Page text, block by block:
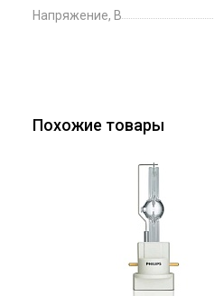
Напряжение, В
Похожие товары